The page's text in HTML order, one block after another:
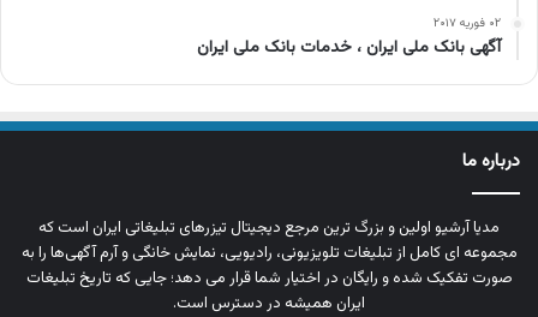
۰۲ فوریه ۲۰۱۷
آگهی بانک ملی ایران ، خدمات بانک ملی ایران
درباره ما
مدیا آرشیو اولین و بزرگ‌ ترین مرجع دیجیتال تیزرهای تبلیغاتی ایران است که
مجموعه‌ ای کامل از تبلیغات تلویزیونی، رادیویی، نمایش خانگی و آرم‌ آگهی‌ها را به‌
صورت تفکیک‌ شده و رایگان در اختیار شما قرار می‌ دهد؛ جایی که تاریخ تبلیغات
ایران همیشه در دسترس است.